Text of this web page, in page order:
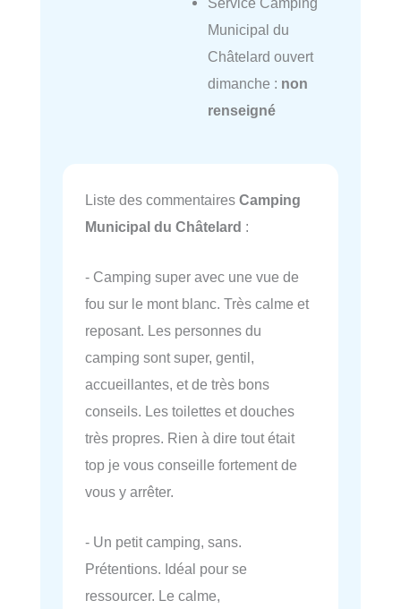
Municipal du
Châtelard ouvert
dimanche : non
renseigné
Liste des commentaires Camping
Municipal du Châtelard :
- Camping super avec une vue de
fou sur le mont blanc. Très calme et
reposant. Les personnes du
camping sont super, gentil,
accueillantes, et de très bons
conseils. Les toilettes et douches
très propres. Rien à dire tout était
top je vous conseille fortement de
vous y arrêter.
- Un petit camping, sans.
Prétentions. Idéal pour se
ressourcer. Le calme,